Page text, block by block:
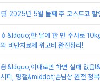
🛒 2025년 5월 둘째 주 코스트코 할
💉&ldquo;한 달에 한 번 주사로
의 비만치료제 위고비 완전정리!
🍜&ldquo;이대로만 하면 실패 없음
시피, 명절&middot;손님상 완전 정